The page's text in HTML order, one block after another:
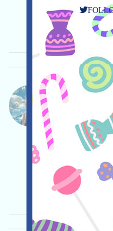
2025/08/03
重要程
AIAngels正
Diamonds
更多！
需申请
2025/08/03
重要程度: